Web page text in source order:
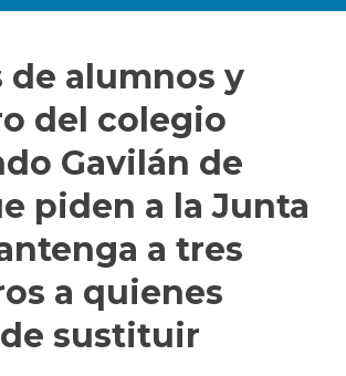
de alumnos y
del colegio
Gavilán de
piden a la Junta
a tres
a quienes
sustituir